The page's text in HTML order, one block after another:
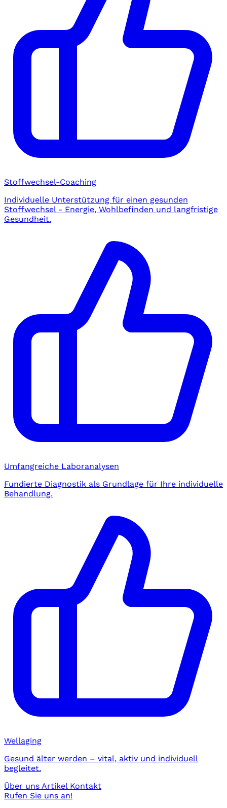
Stoffwechsel-Coaching
Individuelle Unterstützung für einen gesunden
Stoffwechsel - Energie, Wohlbefinden und langfristige
Gesundheit.
Umfangreiche Laboranalysen
Fundierte Diagnostik als Grundlage für Ihre individuelle
Behandlung.
Wellaging
Gesund älter werden – vital, aktiv und individuell
begleitet.
Über uns Artikel Kontakt
Rufen Sie uns an!